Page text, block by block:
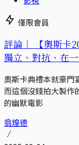
僅限會員
評論｜
【奧斯卡
獨立、對抗、在
奧斯卡典禮本就豪門
而這個沒錢拍大製作
的幽默電影
翁煌德